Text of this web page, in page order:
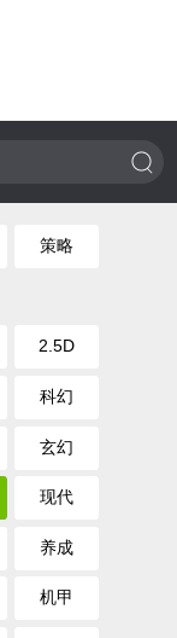
策略
2.5D
科幻
玄幻
现代
养成
机甲